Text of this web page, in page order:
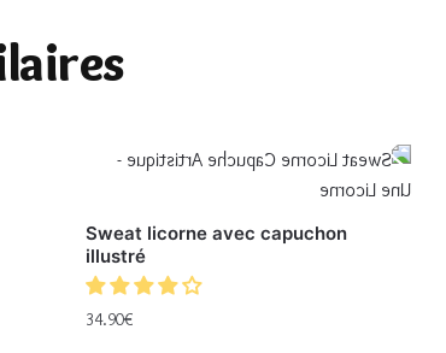
Sweat licorne avec capuchon
illustré
34.90€